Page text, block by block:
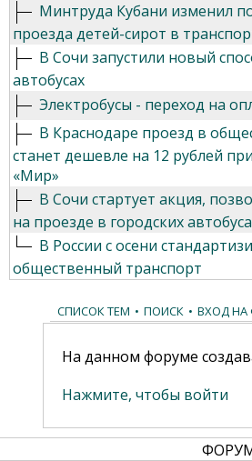
Минтруда Кубани изменил
проезда детей-сирот в
В Сочи запустили новый
автобусах
Электробусы - переход на
В Краснодаре проезд в
станет дешевле на 12 рублей
«Мир»
В Сочи стартует акция,
на проезде в городских
В России с осени
общественный транспорт
СПИСОК ТЕМ • ПОИСК • ВХОД
На данном форуме
Нажмите, чтобы войти